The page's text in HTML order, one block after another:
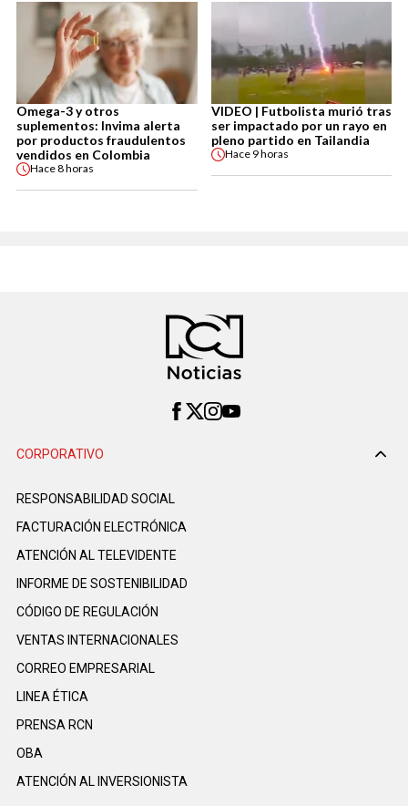
Omega-3 y otros
suplementos: Invima alerta
por productos fraudulentos
vendidos en Colombia
Hace8 horas
VIDEO | Futbolista murió tras
ser impactado por un rayo en
pleno partido en Tailandia
Hace 9 horas
CORPORATIVO
RESPONSABILIDAD SOCIAL
FACTURACIÓN ELECTRÓNICA
ATENCIÓN AL TELEVIDENTE
INFORME DE SOSTENIBILIDAD
CÓDIGO DE REGULACIÓN
VENTAS INTERNACIONALES
CORREO EMPRESARIAL
LINEA ÉTICA
PRENSA RCN
OBA
ATENCIÓN AL INVERSIONISTA